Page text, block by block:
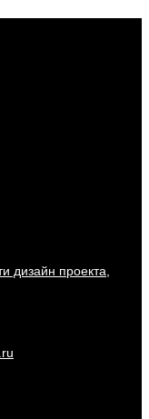
дизайн проекта,